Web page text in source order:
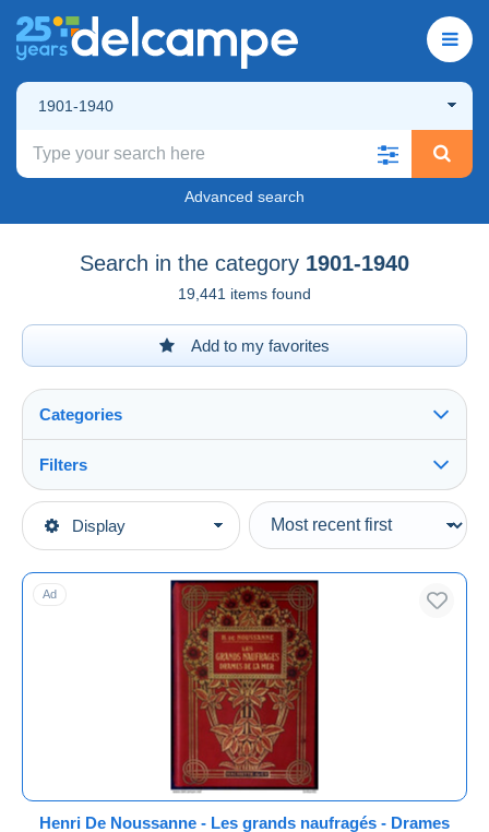
1901-1940
Advanced search
Search in the category 1901-1940
19,441 items found
Add to my favorites
Display
Categories
Main categories
Filters
Type of sale
Ongoing
Fixed prices
Auction sales with bids
Auctions without bids
Auction houses
Ad
Henri De Noussanne - Les grands naufragés - Drames